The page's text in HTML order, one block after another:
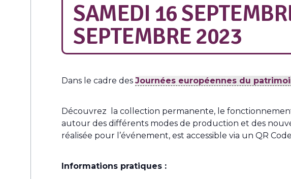
SAMEDI 16
SEPTEMBRE 2023
Dans le cadre des Journées européennes du
Découvrez la collection permanente, le fonctionnement
autour des différents modes de production et des
réalisée pour l’événement, est accessible via un QR
Informations pratiques :